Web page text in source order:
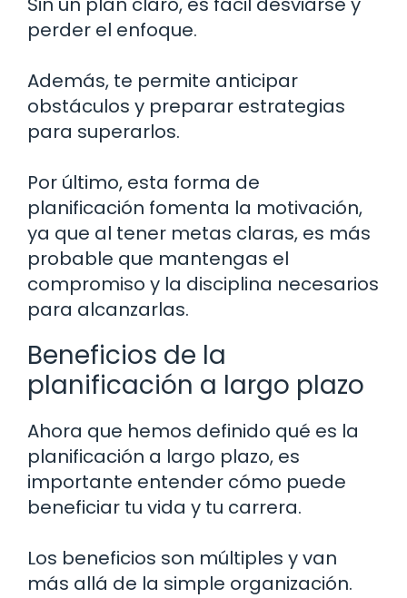
perder el enfoque.
Además, te permite anticipar
obstáculos y preparar estrategias
para superarlos.
Por último, esta forma de
planificación fomenta la motivación,
ya que al tener metas claras, es más
probable que mantengas el
compromiso y la disciplina necesarios
para alcanzarlas.
Beneficios de la
planificación a largo plazo
Ahora que hemos definido qué es la
planificación a largo plazo, es
importante entender cómo puede
beneficiar tu vida y tu carrera.
Los beneficios son múltiples y van
más allá de la simple organización.